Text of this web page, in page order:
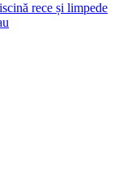
rece și limpede